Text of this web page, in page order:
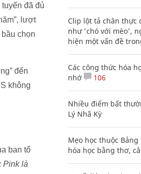
đã đủ
lượt
chọn
đến
không
ban tổ
Pink là
Clip lột tả chân thực
như 'chó với mèo',
hiện một vấn đề
Các công thức hóa
nhớ
106
Nhiều điểm bất
Lý Nhã Kỳ
Mẹo học thuộc
hóa học bằng thơ,